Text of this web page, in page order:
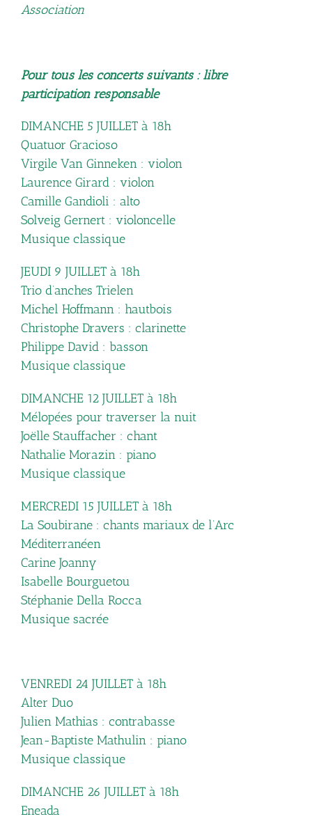
Association
Pour tous les concerts suivants : libre
participation responsable
DIMANCHE 5 JUILLET à 18h
Quatuor Gracioso
Virgile Van Ginneken : violon
Laurence Girard : violon
Camille Gandioli : alto
Solveig Gernert : violoncelle
Musique classique
JEUDI 9 JUILLET à 18h
Trio d’anches Trielen
Michel Hoffmann : hautbois
Christophe Dravers : clarinette
Philippe David : basson
Musique classique
DIMANCHE 12 JUILLET à 18h
Mélopées pour traverser la nuit
Joëlle Stauffacher : chant
Nathalie Morazin : piano
Musique classique
MERCREDI 15 JUILLET à 18h
La Soubirane : chants mariaux de l’Arc
Méditerranéen
Carine Joanny
Isabelle Bourguetou
Stéphanie Della Rocca
Musique sacrée
VENREDI 24 JUILLET à 18h
Alter Duo
Julien Mathias : contrabasse
Jean-Baptiste Mathulin : piano
Musique classique
DIMANCHE 26 JUILLET à 18h
Eneada